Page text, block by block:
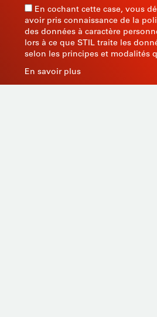
En cochant cette case, vous
avoir pris connaissance de la
des données à caractère
lors à ce que STIL traite les
selon les principes et modalités
En savoir plus